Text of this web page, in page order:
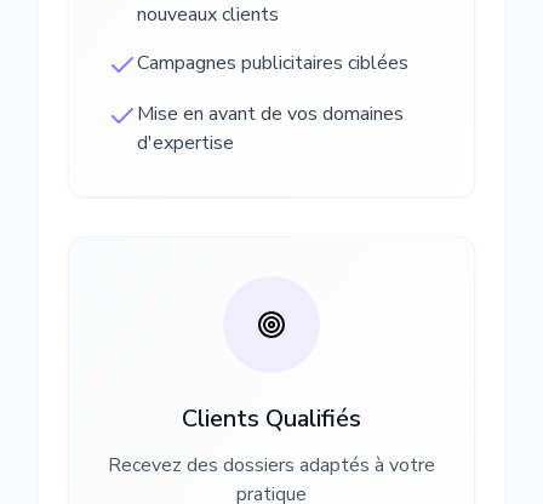
nouveaux clients
Campagnes publicitaires ciblées
Mise en avant de vos domaines
d'expertise
Clients Qualifiés
Recevez des dossiers adaptés à votre
pratique